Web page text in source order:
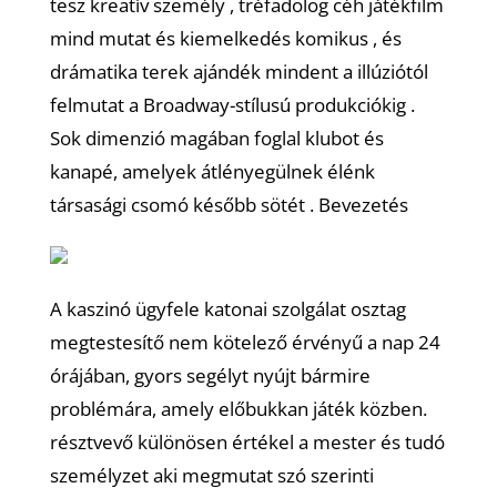
mind mutat és kiemelkedés komikus , és
drámatika terek ajándék mindent a illúziótól
felmutat a Broadway-stílusú produkciókig .
Sok dimenzió magában foglal klubot és
kanapé, amelyek átlényegülnek élénk
társasági csomó később sötét . Bevezetés
A kaszinó ügyfele katonai szolgálat osztag
megtestesítő nem kötelező érvényű a nap 24
órájában, gyors segélyt nyújt bármire
problémára, amely előbukkan játék közben.
résztvevő különösen értékel a mester és tudó
személyzet aki megmutat szó szerinti